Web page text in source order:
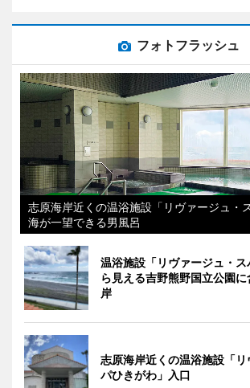
フォトフラッシュ
志原海岸近くの温浴施設「リヴァージュ・
海が一望できる男風呂
温浴施設「リヴァージュ・
ら見える吉野熊野国立公園
岸
志原海岸近くの温浴施設「
パひきがわ」入口